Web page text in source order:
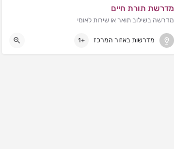
מדרשת תורת חיים
מדרשה בשילוב תואר או שירות לאומי
הר ברכה
מדרשות באזור המרכז +1